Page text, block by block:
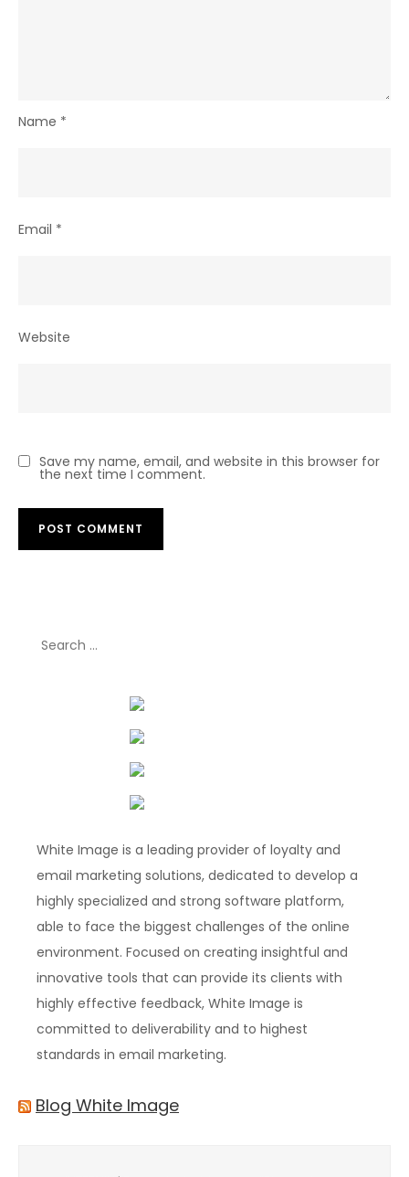
Name *
Email *
Website
Save my name, email, and website in this browser for
the next time I comment.
White Image is a leading provider of loyalty and
email marketing solutions, dedicated to develop a
highly specialized and strong software platform,
able to face the biggest challenges of the online
environment. Focused on creating insightful and
innovative tools that can provide its clients with
highly effective feedback, White Image is
committed to deliverability and to highest
standards in email marketing.
Blog White Image